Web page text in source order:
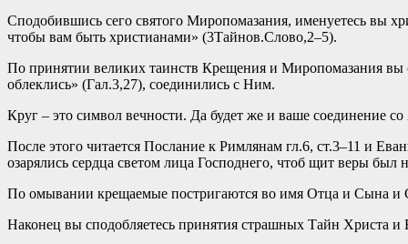
Сподобившись сего святого Миропомазания, именуетесь вы
чтобы вам быть христианами» (3Тайнов.Слово,2–5).
По принятии великих таинств Крещения и Миропомазания вы
облеклись» (Гал.3,27), соединились с Ним.
Круг – это символ вечности. Да будет же и ваше соединение
После этого читается Послание к Римлянам гл.6, ст.3–11 и
озарялись сердца светом лица Господнего, чтоб щит веры
По омывании крещаемые постригаются во имя Отца и Сына и
Наконец вы сподобляетесь принятия страшных Тайн Христа и